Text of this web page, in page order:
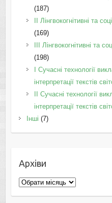
(187)
IІ Лінгвокогнітивні та
(169)
IІI Лінгвокогнітивні та
(198)
I Cучасні технології
інтерпретації текстів
II Cучасні технології
інтерпретації текстів
Інші (7)
Архіви
Архіви